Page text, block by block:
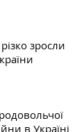
зросли
в Україні